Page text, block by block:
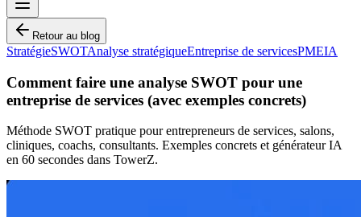
Retour au blog
StratégieSWOTAnalyse stratégiqueEntreprise de servicesPMEIA
Comment faire une analyse SWOT pour une
entreprise de services (avec exemples concrets)
Méthode SWOT pratique pour entrepreneurs de services, salons,
cliniques, coachs, consultants. Exemples concrets et générateur IA
en 60 secondes dans TowerZ.